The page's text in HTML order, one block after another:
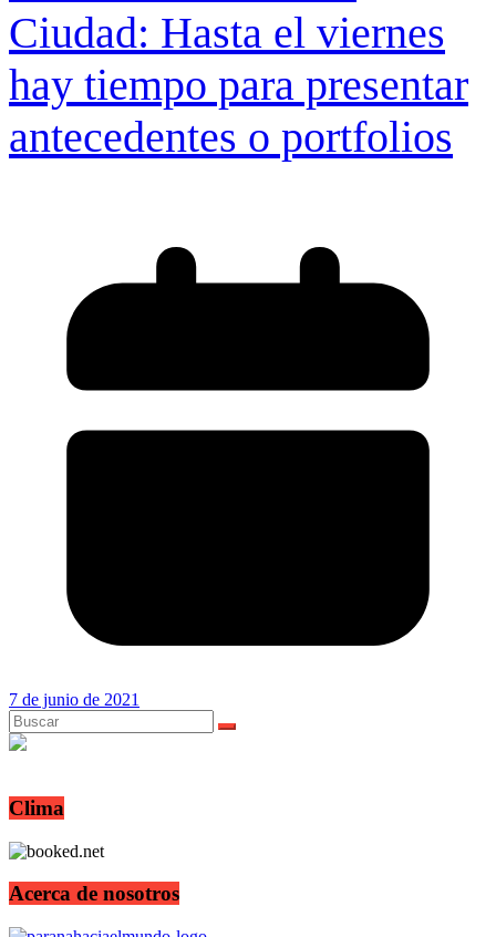
Ciudad: Hasta el viernes
hay tiempo para presentar
antecedentes o portfolios
7 de junio de 2021
Clima
Acerca de nosotros